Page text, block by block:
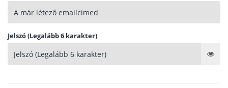
Jelszó (Legalább 6 karakter)